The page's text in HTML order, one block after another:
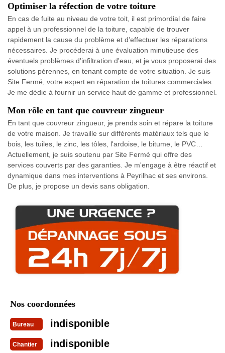
Optimiser la réfection de votre toiture
En cas de fuite au niveau de votre toit, il est primordial de faire
appel à un professionnel de la toiture, capable de trouver
rapidement la cause du problème et d'effectuer les réparations
nécessaires. Je procéderai à une évaluation minutieuse des
éventuels problèmes d'infiltration d'eau, et je vous proposerai des
solutions pérennes, en tenant compte de votre situation. Je suis
Site Fermé, votre expert en réparation de toitures commerciales.
Je me dédie à fournir un service haut de gamme et professionnel.
Mon rôle en tant que couvreur zingueur
En tant que couvreur zingueur, je prends soin et répare la toiture
de votre maison. Je travaille sur différents matériaux tels que le
bois, les tuiles, le zinc, les tôles, l'ardoise, le bitume, le PVC…
Actuellement, je suis soutenu par Site Fermé qui offre des
services couverts par des garanties. Je m'engage à être réactif et
dynamique dans mes interventions à Peyrilhac et ses environs.
De plus, je propose un devis sans obligation.
Nos coordonnées
Bureau indisponible
Chantier indisponible